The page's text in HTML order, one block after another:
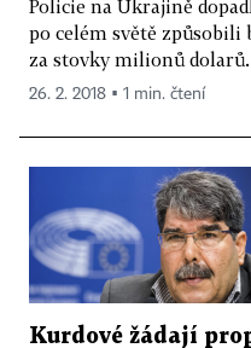
Policie na Ukrajině
po celém světě
za stovky milionů dolarů.
26. 2. 2018 ▪ 1 min. čtení
Kurdové žádají